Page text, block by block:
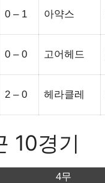
0 – 1 아약스
0 – 0 고어헤드
2 – 0 헤라클레
10경기
4무